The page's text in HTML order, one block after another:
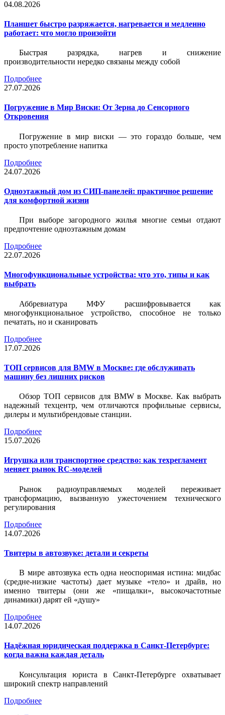
04.08.2026
Планшет быстро разряжается, нагревается и медленно
работает: что могло произойти
Быстрая разрядка, нагрев и снижение
производительности нередко связаны между собой
Подробнее
27.07.2026
Погружение в Мир Виски: От Зерна до Сенсорного
Откровения
Погружение в мир виски — это гораздо больше, чем
просто употребление напитка
Подробнее
24.07.2026
Одноэтажный дом из СИП-панелей: практичное решение
для комфортной жизни
При выборе загородного жилья многие семьи отдают
предпочтение одноэтажным домам
Подробнее
22.07.2026
Многофункциональные устройства: что это, типы и как
выбрать
Аббревиатура МФУ расшифровывается как
многофункциональное устройство, способное не только
печатать, но и сканировать
Подробнее
17.07.2026
ТОП сервисов для BMW в Москве: где обслуживать
машину без лишних рисков
Обзор ТОП сервисов для BMW в Москве. Как выбрать
надежный техцентр, чем отличаются профильные сервисы,
дилеры и мультибрендовые станции.
Подробнее
15.07.2026
Игрушка или транспортное средство: как техрегламент
меняет рынок RC-моделей
Рынок радиоуправляемых моделей переживает
трансформацию, вызванную ужесточением технического
регулирования
Подробнее
14.07.2026
Твитеры в автозвуке: детали и секреты
В мире автозвука есть одна неоспоримая истина: мидбас
(средне-низкие частоты) дает музыке «тело» и драйв, но
именно твитеры (они же «пищалки», высокочастотные
динамики) дарят ей «душу»
Подробнее
14.07.2026
Надёжная юридическая поддержка в Санкт-Петербурге:
когда важна каждая деталь
Консультация юриста в Санкт-Петербурге охватывает
широкий спектр направлений
Подробнее